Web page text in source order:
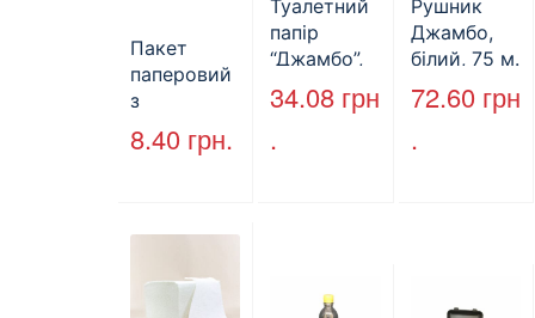
Пакет
паперовий
з
крученими
ручками,
мм*140 мм.
8.40 грн.
Туалетний
папір
“Джамбо”,
130м.
34.08 грн
.
Рушник
Джамбо,
білий, 75 м.
72.60 грн
.